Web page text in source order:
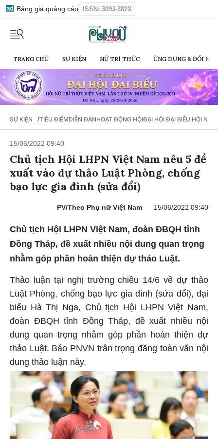
Bảng giá quảng cáo ISSN: 3093-382X
TRANG CHỦ SỰ KIỆN NỮ TRÍ THỨC ỨNG DỤNG & ĐỔI
SỰ KIỆN /TIÊU ĐIỂMDIỄN ĐÀNHOẠT ĐỘNG HỘIĐẠI HỘI ĐẠI BIỂU HỘI NỮ
15/06/2022 09:40
Chủ tịch Hội LHPN Việt Nam nêu 5 đề
xuất vào dự thảo Luật Phòng, chống
bạo lực gia đình (sửa đổi)
PV/Theo Phụ nữ Việt Nam 15/06/2022 09:40
Chủ tịch Hội LHPN Việt Nam, đoàn ĐBQH tỉnh
Đồng Tháp, đề xuất nhiều nội dung quan trọng
nhằm góp phần hoàn thiện dự thảo Luật.
Thảo luận tại nghị trường chiều 14/6 về dự thảo
Luật Phòng, chống bạo lực gia đình (sửa đổi), đại
biểu Hà Thị Nga, Chủ tịch Hội LHPN Việt Nam,
đoàn ĐBQH tỉnh Đồng Tháp, đề xuất nhiều nội
dung quan trọng nhằm góp phần hoàn thiện dự
thảo Luật. Báo PNVN trân trọng đăng toàn văn nội
dung thảo luận này.